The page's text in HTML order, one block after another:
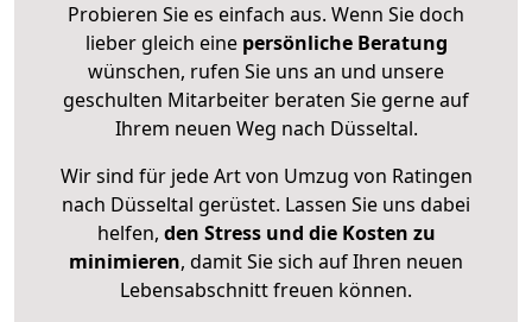
Probieren Sie es einfach aus. Wenn Sie doch
lieber gleich eine persönliche Beratung
wünschen, rufen Sie uns an und unsere
geschulten Mitarbeiter beraten Sie gerne auf
Ihrem neuen Weg nach Düsseltal.
Wir sind für jede Art von Umzug von Ratingen
nach Düsseltal gerüstet. Lassen Sie uns dabei
helfen, den Stress und die Kosten zu
minimieren, damit Sie sich auf Ihren neuen
Lebensabschnitt freuen können.